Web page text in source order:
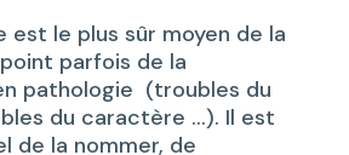
est le plus sûr moyen de la
parfois de la
pathologie (troubles du
du caractère …). Il est
de la nommer, de